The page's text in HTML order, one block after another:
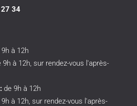
34
à 12h
à 12h, sur rendez-vous l'après-
de 9h à 12h
à 12h, sur rendez-vous l'après-